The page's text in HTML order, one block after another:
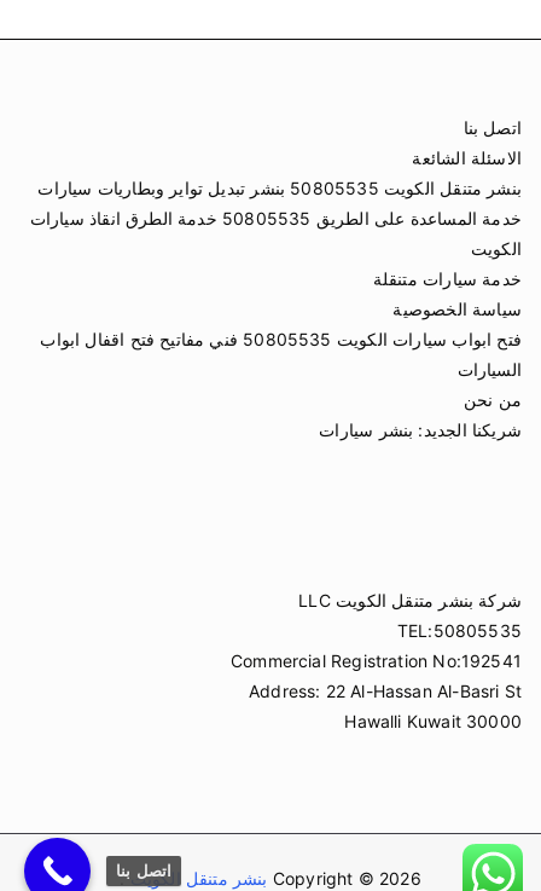
اتصل بنا
الاسئلة الشائعة
بنشر متنقل الكويت 50805535 بنشر تبديل تواير وبطاريات سيارات
خدمة المساعدة على الطريق 50805535 خدمة الطرق انقاذ سيارات
الكويت
خدمة سيارات متنقلة
سياسة الخصوصية
فتح ابواب سيارات الكويت 50805535 فني مفاتيح فتح اقفال ابواب
السيارات
من نحن
شريكنا الجديد: بنشر سيارات
شركة بنشر متنقل الكويت LLC
TEL:50805535
Commercial Registration No:192541
Address: 22 Al-Hassan Al-Basri St
Hawalli Kuwait 30000
Copyright © 2026 بنشر متنقل الكويت.
اتصل بنا